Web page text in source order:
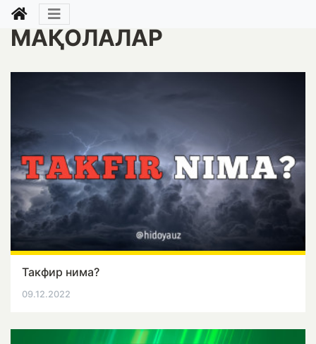
МАҚОЛАЛАР
Такфир нима?
09.12.2022